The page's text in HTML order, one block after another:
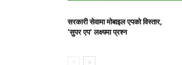
सरकारी सेवामा मोबाइल एपको विस्तार,
‘सुपर एप’ लक्ष्यमा प्रश्न